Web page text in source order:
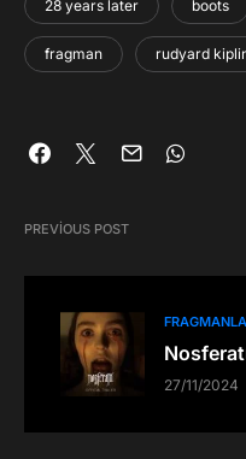
28 years later boots
fragman rudyard
PREVIOUS POST
27/11/2024